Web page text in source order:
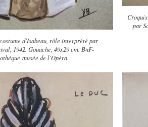
d'Isabeau, rôle interprété par
1942. Gouache, 49x29 cm. BnF-
musée de l'Opéra.
par